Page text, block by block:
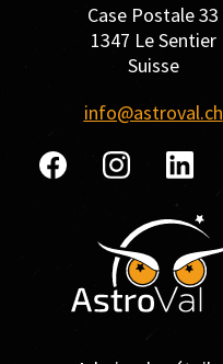
Case Postale 33
1347 Le Sentier
Suisse
info@astroval.ch